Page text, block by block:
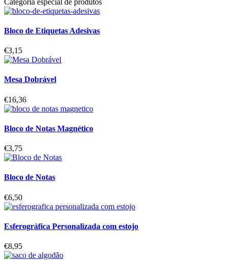
Bloco de Etiquetas Adesivas
€3,15
Mesa Dobrável
€16,36
Bloco de Notas Magnético
€3,75
Bloco de Notas
€6,50
Esferográfica Personalizada com estojo
€8,95